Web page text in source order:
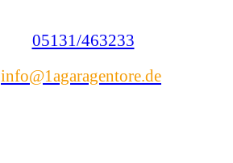
05131/463233
info@1agaragentore.de